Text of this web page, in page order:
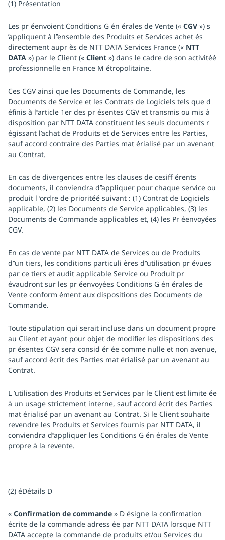
(1) Présentation
Les pr éenvoient Conditions G én érales de Vente (« CGV ») s
’appliquent à l’’ensemble des Produits et Services achet és
directement aupr ès de NTT DATA Services France (« NTT
DATA ») par le Client (« Client ») dans le cadre de son activitéé
professionnelle en France M étropolitaine.
Ces CGV ainsi que les Documents de Commande, les
Documents de Service et les Contrats de Logiciels tels que d
éfinis à l’’article 1er des pr ésentes CGV et transmis ou mis à
disposition par NTT DATA constituent les seuls documents r
égissant l’achat de Produits et de Services entre les Parties,
sauf accord contraire des Parties mat érialisé par un avenant
au Contrat.
En cas de divergences entre les clauses de cesiff érents
documents, il conviendra d’’appliquer pour chaque service ou
produit l ’ordre de prioritéé suivant : (1) Contrat de Logiciels
applicable, (2) les Documents de Service applicables, (3) les
Documents de Commande applicables et, (4) les Pr éenvoyées
CGV.
En cas de vente par NTT DATA de Services ou de Produits
d’’un tiers, les conditions particuli ères d’’utilisation pr évues
par ce tiers et audit applicable Service ou Produit pr
évaudront sur les pr éenvoyées Conditions G én érales de
Vente conform ément aux dispositions des Documents de
Commande.
Toute stipulation qui serait incluse dans un document propre
au Client et ayant pour objet de modifier les dispositions des
pr ésentes CGV sera consid ér ée comme nulle et non avenue,
sauf accord écrit des Parties mat érialisé par un avenant au
Contrat.
L ’utilisation des Produits et Services par le Client est limite ée
à un usage strictement interne, sauf accord écrit des Parties
mat érialisé par un avenant au Contrat. Si le Client souhaite
revendre les Produits et Services fournis par NTT DATA, il
conviendra d’’appliquer les Conditions G én érales de Vente
propre à la revente.
(2) éDétails D
« Confirmation de commande » D ésigne la confirmation
écrite de la commande adress ée par NTT DATA lorsque NTT
DATA accepte la commande de produits et/ou Services du